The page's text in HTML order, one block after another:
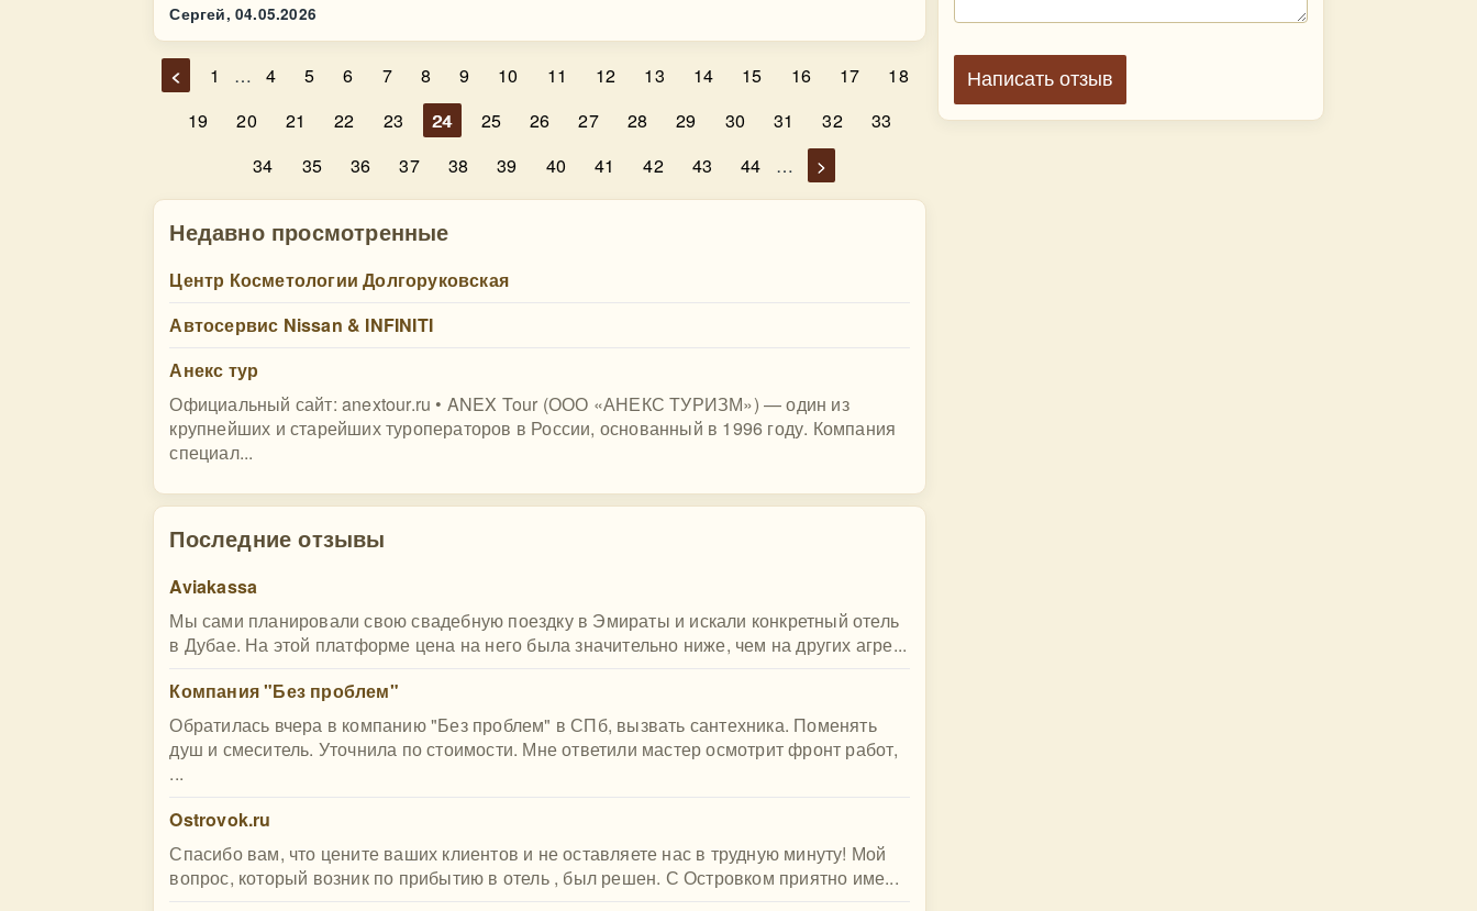
Сергей, 04.05.2026
< 1 … 4 5 6 7 8 9 10 11 12 13 14 15 16 17
18
19
20 21 22 23 24 25 26 27 28 29 30 31 32
33
34
35 36 37 38 39 40 41 42 43 44 … >
Недавно просмотренные
Центр Косметологии Долгоруковская
Автосервис Nissan & INFINITI
Анекс тур
Официальный сайт: anextour.ru • ANEX Tour (ООО «АНЕКС ТУРИЗМ») — один из
крупнейших и старейших туроператоров в России, основанный в 1996 году. Компания
специал...
Последние отзывы
Aviakassa
Мы сами планировали свою свадебную поездку в Эмираты и искали конкретный отель
в Дубае. На этой платформе цена на него была значительно ниже, чем на других агре...
Компания "Без проблем"
Обратилась вчера в компанию "Без проблем" в СПб, вызвать сантехника. Поменять
душ и смеситель. Уточнила по стоимости. Мне ответили мастер осмотрит фронт работ,
...
Ostrovok.ru
Спасибо вам, что цените ваших клиентов и не оставляете нас в трудную минуту! Мой
вопрос, который возник по прибытию в отель , был решен. С Островком приятно име...
Написать отзыв